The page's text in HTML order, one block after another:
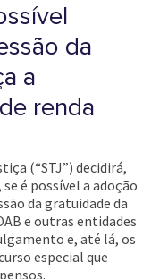
da
a
renda
(“STJ”) decidirá,
é possível a adoção
da gratuidade da
e outras entidades
e, até lá, os
especial que